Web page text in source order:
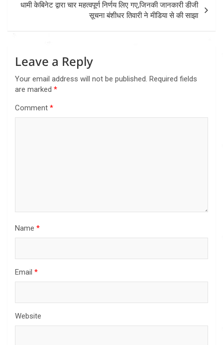
धामी केबिनेट द्वारा चार महत्वपूर्ण निर्णय लिए गए,जिनकी जानकारी डीजी
सूचना बंशीधर तिवारी ने मीडिया से की साझा
Leave a Reply
Your email address will not be published. Required fields
are marked *
Comment *
Name *
Email *
Website